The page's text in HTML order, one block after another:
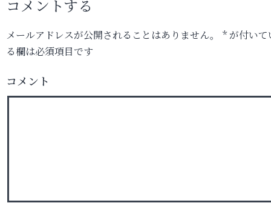
コメントする
メールアドレスが公開されることはありません。 *が付いて
る欄は必須項目です
コメント